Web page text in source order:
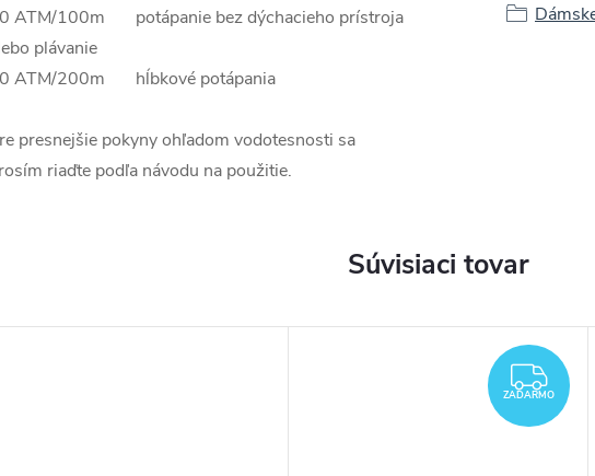
ATM/100m potápanie bez dýchacieho prístroja
plávanie
ATM/200m hĺbkové potápania
presnejšie pokyny ohľadom vodotesnosti sa
riaďte podľa návodu na použitie.
Súvisiaci tovar
ZADARMO